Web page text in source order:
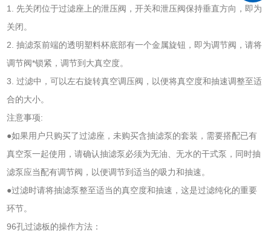
1. 先关闭位于过滤座上的泄压阀，开关和泄压阀保持垂直方向，即为
关闭。
2. 抽滤泵前端的透明塑料杯底部有一个金属旋钮，即为调节阀，请将
调节阀*锁紧，调节到大真空度。
3. 过滤中，可以左右旋转真空调压阀，以便将真空度和抽速调整至适
合的大小。
注意事项:
●如果用户只购买了过滤座，未购买含抽滤泵的套装，需要搭配已有
真空泵一起使用，请确认抽滤泵必须为无油、无水的干式泵，同时抽
滤泵应当配有调节阀，以便调节到适当的吸力和抽速。
●过滤时请将抽滤泵整至适当的真空度和抽速，这是过滤纯化的重要
环节。
96孔过滤板的操作方法：